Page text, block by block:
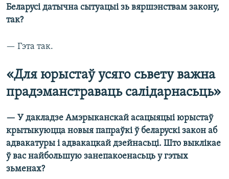
Беларусі датычна сытуацыі зь вяршэнствам закону,
так?
— Гэта так.
«Для юрыстаў усяго сьвету важна
прадэманстраваць салідарнасьць»
— У дакладзе Амэрыканскай асацыяцыі юрыстаў
крытыкуюцца новыя папраўкі ў беларускі закон аб
адвакатуры і адвакацкай дзейнасьці. Што выклікае
ў вас найбольшую занепакоенасьць у гэтых
зьменах?